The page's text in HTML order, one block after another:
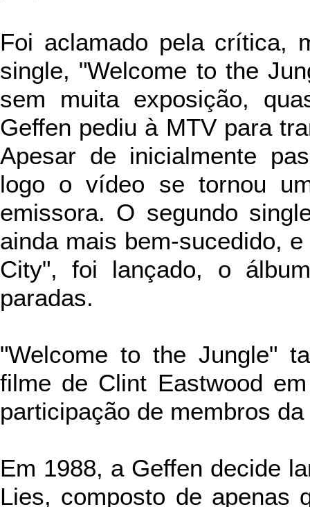
Foi aclamado pela crítica,
single, "Welcome to the
sem muita exposição,
Geffen pediu à MTV para
Apesar de inicialmente
logo o vídeo se tornou
emissora. O segundo
ainda mais bem-sucedido,
City", foi lançado, o
paradas.
"Welcome to the Jungle"
filme de Clint Eastwood
participação de membros
Em 1988, a Geffen decide
Lies, composto de apenas